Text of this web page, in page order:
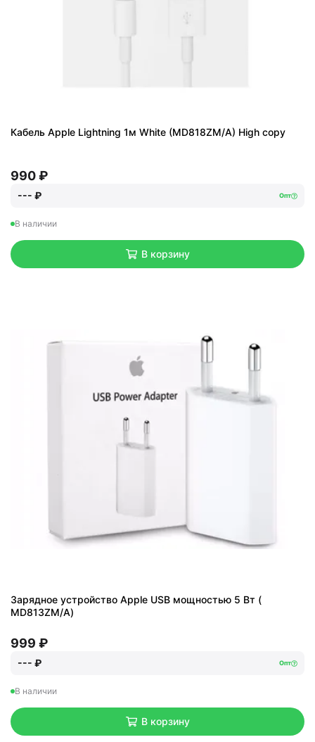
Кабель Apple Lightning 1м White (MD818ZM/A) High copy
990 ₽
--- ₽ Опт
В наличии
В корзину
Зарядное устройство Apple USB мощностью 5 Вт (
MD813ZM/A)
999 ₽
--- ₽ Опт
В наличии
В корзину